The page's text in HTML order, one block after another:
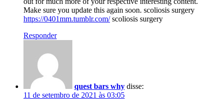
Make sure you update this again soon. scoliosis surgery
https://0401mm.tumblr.com/scoliosis surgery
Responder
quest bars why disse:
11 de setembro de 2021 às 03:05